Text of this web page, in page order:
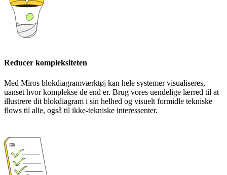
Reducer kompleksiteten
Med Miros blokdiagramværktøj kan hele systemer visualiseres,
uanset hvor komplekse de end er. Brug vores uendelige lærred til at
illustrere dit blokdiagram i sin helhed og visuelt formidle tekniske
flows til alle, også til ikke-tekniske interessenter.